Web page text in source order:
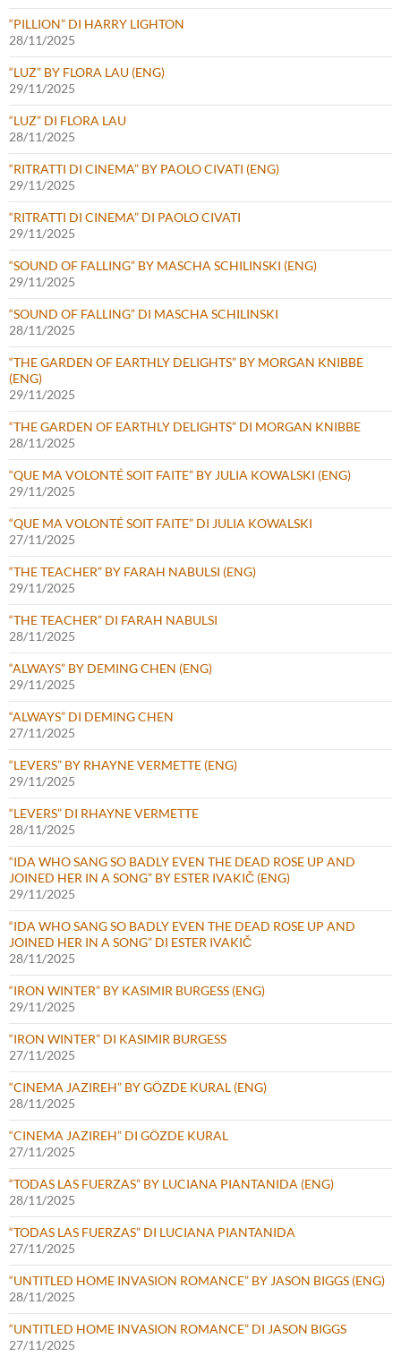
“PILLION” DI HARRY LIGHTON
28/11/2025
“LUZ” BY FLORA LAU (ENG)
29/11/2025
“LUZ” DI FLORA LAU
28/11/2025
“RITRATTI DI CINEMA” BY PAOLO CIVATI (ENG)
29/11/2025
“RITRATTI DI CINEMA” DI PAOLO CIVATI
29/11/2025
“SOUND OF FALLING” BY MASCHA SCHILINSKI (ENG)
29/11/2025
“SOUND OF FALLING” DI MASCHA SCHILINSKI
28/11/2025
“THE GARDEN OF EARTHLY DELIGHTS” BY MORGAN KNIBBE
(ENG)
29/11/2025
“THE GARDEN OF EARTHLY DELIGHTS” DI MORGAN KNIBBE
28/11/2025
“QUE MA VOLONTÉ SOIT FAITE” BY JULIA KOWALSKI (ENG)
29/11/2025
“QUE MA VOLONTÉ SOIT FAITE” DI JULIA KOWALSKI
27/11/2025
“THE TEACHER” BY FARAH NABULSI (ENG)
29/11/2025
“THE TEACHER” DI FARAH NABULSI
28/11/2025
“ALWAYS” BY DEMING CHEN (ENG)
29/11/2025
“ALWAYS” DI DEMING CHEN
27/11/2025
“LEVERS” BY RHAYNE VERMETTE (ENG)
29/11/2025
“LEVERS” DI RHAYNE VERMETTE
28/11/2025
“IDA WHO SANG SO BADLY EVEN THE DEAD ROSE UP AND
JOINED HER IN A SONG” BY ESTER IVAKIČ (ENG)
29/11/2025
“IDA WHO SANG SO BADLY EVEN THE DEAD ROSE UP AND
JOINED HER IN A SONG” DI ESTER IVAKIČ
28/11/2025
“IRON WINTER” BY KASIMIR BURGESS (ENG)
29/11/2025
“IRON WINTER” DI KASIMIR BURGESS
27/11/2025
“CINEMA JAZIREH” BY GÖZDE KURAL (ENG)
28/11/2025
“CINEMA JAZIREH” DI GÖZDE KURAL
27/11/2025
“TODAS LAS FUERZAS” BY LUCIANA PIANTANIDA (ENG)
28/11/2025
“TODAS LAS FUERZAS” DI LUCIANA PIANTANIDA
27/11/2025
“UNTITLED HOME INVASION ROMANCE” BY JASON BIGGS (ENG)
28/11/2025
“UNTITLED HOME INVASION ROMANCE” DI JASON BIGGS
27/11/2025